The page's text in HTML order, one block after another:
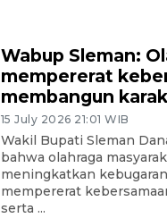
Wabup Sleman:
mempererat
membangun
15 July 2026 21:01 WIB
Wakil Bupati Sleman
bahwa olahraga
meningkatkan
mempererat
serta ...